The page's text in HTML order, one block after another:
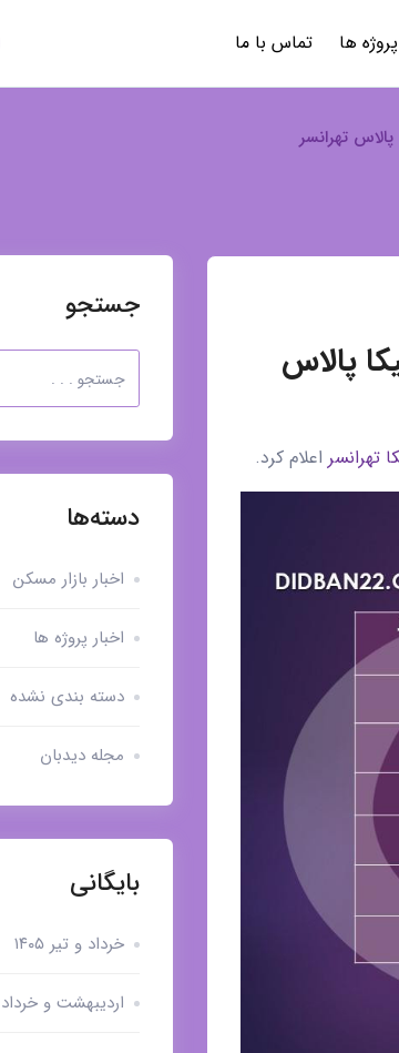
ها تماس با ما
تهرانسر
پالاس
تهرانسر اعلام کرد.
جستجو
دسته‌ها
اخبار بازار مسکن
اخبار پروژه ها
دسته بندی نشده
مجله دیدبان
بایگانی
خرداد و تیر ۱۴۰۵
اردیبهشت و خرداد ۱۴۰۵